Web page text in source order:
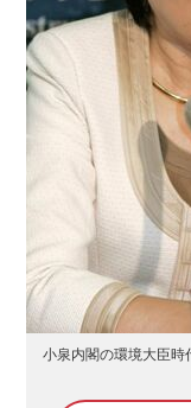
小泉内閣の環境大臣時